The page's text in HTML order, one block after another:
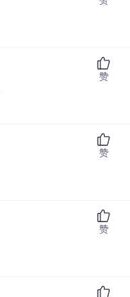
赞
赞
赞